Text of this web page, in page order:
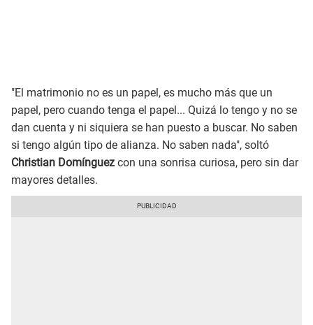
"El matrimonio no es un papel, es mucho más que un
papel, pero cuando tenga el papel... Quizá lo tengo y no se
dan cuenta y ni siquiera se han puesto a buscar. No saben
si tengo algún tipo de alianza. No saben nada", soltó
Christian Domínguez con una sonrisa curiosa, pero sin dar
mayores detalles.